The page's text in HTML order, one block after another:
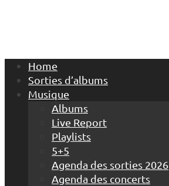
Home
Sorties d’albums
Musique
Albums
Live Report
Playlists
5+5
Agenda des sorties 2026
Agenda des concerts